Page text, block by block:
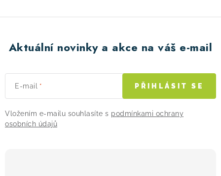
Aktuální novinky a akce na váš e-mail
E-mail
Vložením e-mailu souhlasíte s podmínkami ochrany
osobních údajů
PŘIHLÁSIT SE